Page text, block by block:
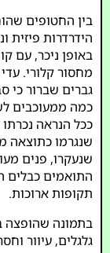
בין החטופים
הידרדרות פיזית
באופן ניכר, עם
מחסור קלורי.
גברים שברור כי
כמה ממעוכבים
ככל הנראה
שנגרמו כתוצאה
שנעקרו, פנים
התואמים כבלים
תקופות ארוכות.
בתמונה שהופצה
גלגלים, עיוור